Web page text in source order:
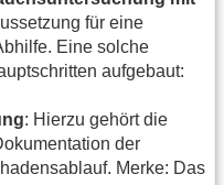
für eine
Eine solche
aufgebaut:
: Hierzu gehört die
der
Merke: Das